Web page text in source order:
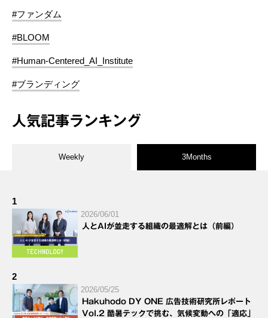
#ファンダム
#BLOOM
#Human-Centered_AI_Institute
#ブランディング
人気記事ランキング
Weekly 3Months
1
2026/06/01
人とAIが並走する組織の最適解とは（前編）
2
2026/05/25
Hakuhodo DY ONE 広告技術研究所レポート
Vol.2 酷暑テックで挑む、気候変動への「適応」